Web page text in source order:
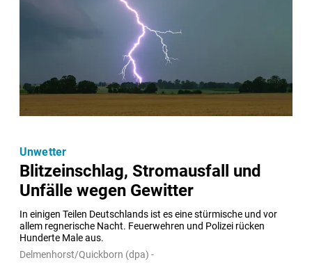
Blitzeinschlag, Stromausfall und
Unfälle wegen Gewitter
In einigen Teilen Deutschlands ist es eine stürmische und vor
allem regnerische Nacht. Feuerwehren und Polizei rücken
Hunderte Male aus.
Unwetter
Delmenhorst/Quickborn (dpa) -